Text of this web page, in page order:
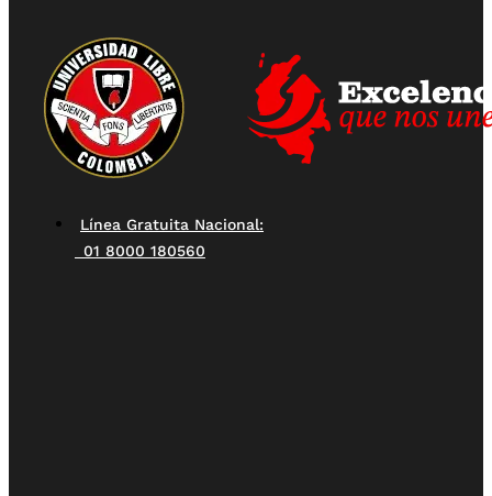
Línea Gratuita Nacional:
01 8000 180560